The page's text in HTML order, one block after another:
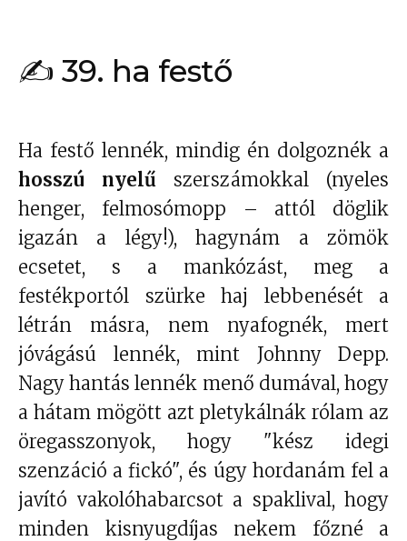
✍ 39. ha festő
Ha festő lennék, mindig én dolgoznék a
hosszú nyelű szerszámokkal (nyeles
henger, felmosómopp – attól döglik
igazán a légy!), hagynám a zömök
ecsetet, s a mankózást, meg a
festékportól szürke haj lebbenését a
létrán másra, nem nyafognék, mert
jóvágású lennék, mint Johnny Depp.
Nagy hantás lennék menő dumával, hogy
a hátam mögött azt pletykálnák rólam az
öregasszonyok, hogy "kész idegi
szenzáció a fickó", és úgy hordanám fel a
javító vakolóhabarcsot a spaklival, hogy
minden kisnyugdíjas nekem főzné a